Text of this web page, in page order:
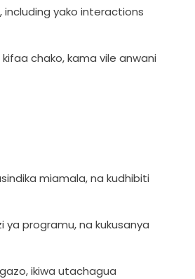
yako interactions
chako, kama vile anwani
miamala, na kudhibiti
programu, na kukusanya
ikiwa utachagua